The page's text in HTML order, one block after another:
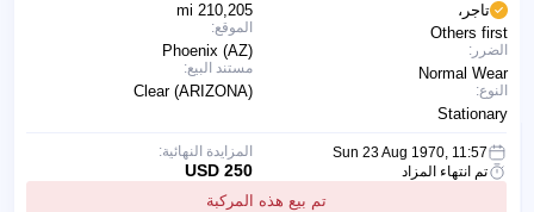
210,205 mi
الموقع:
Phoenix (AZ)
مستند البيع:
Clear (ARIZONA)
تاجر،
Others first
الضرر:
Normal Wear
النوع:
Stationary
Sun 23 Aug 1970, 11:57
تم انتهاء المزاد
تم بيع هذه المركبة
المزايدة النهائية:
250 USD